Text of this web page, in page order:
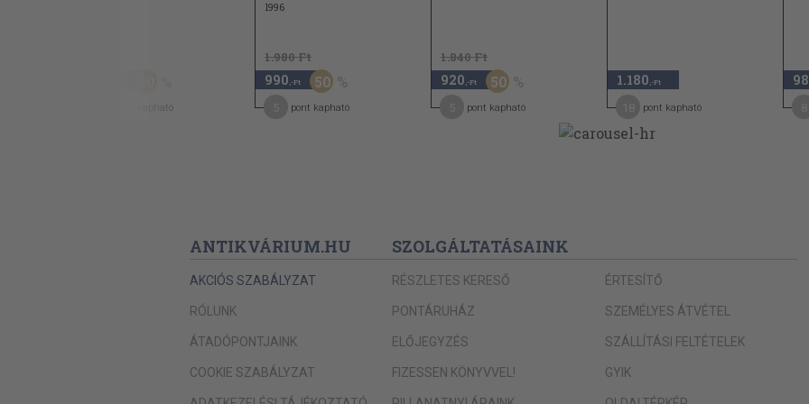
pont kapható
1996
1.980 Ft
990 ,-Ft 50
pont kapható
1.840 Ft
920 ,-Ft 50
pont kapható
1.180 ,-Ft
pont kapható
ANTIKVÁRIUM.HU
AKCIÓS SZABÁLYZAT
RÓLUNK
ÁTADÓPONTJAINK
COOKIE SZABÁLYZAT
SZOLGÁLTATÁSAINK
RÉSZLETES KERESŐ
PONTÁRUHÁZ
ELŐJEGYZÉS
FIZESSEN KÖNYVVEL!
ÉRTESÍTŐ
SZEMÉLYES ÁTVÉTEL
SZÁLLÍTÁSI FELTÉTELEK
GYIK